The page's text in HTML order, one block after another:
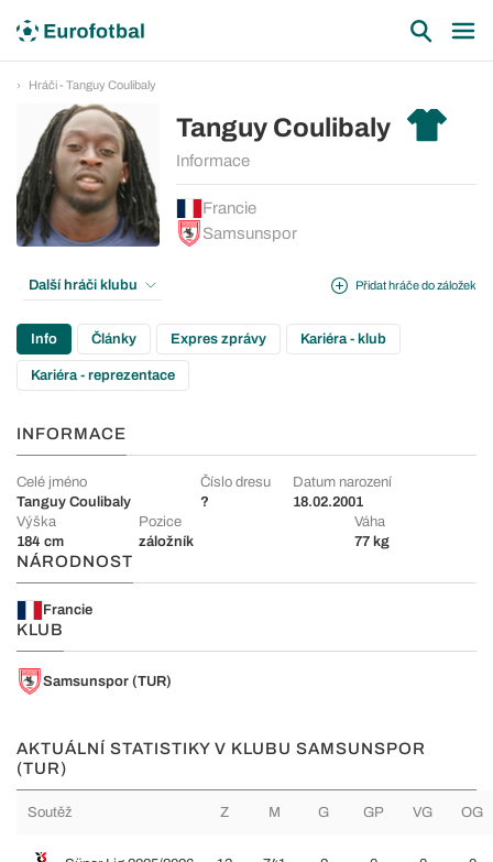
Hráči - Tanguy Coulibaly
Tanguy Coulibaly
Informace
Francie
Samsunspor
Přidat hráče do záložek
Další hráči klubu
Info Články Expres zprávy Kariéra - klub
Kariéra - reprezentace
INFORMACE
Celé jméno
Tanguy Coulibaly
Číslo dresu
?
Datum narození
18.02.2001
Výška
184 cm
Pozice
záložník
Váha
77 kg
NÁRODNOST
Francie
KLUB
Samsunspor (TUR)
AKTUÁLNÍ STATISTIKY V KLUBU SAMSUNSPOR
(TUR)
Soutěž Z M G GP VG OG